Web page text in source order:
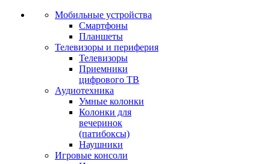
Мобильные устройства
Смартфоны
Планшеты
Телевизоры и периферия
Телевизоры
Приемники
цифрового ТВ
Аудиотехника
Умные колонки
Колонки для
вечеринок
(патибоксы)
Наушники
Игровые консоли